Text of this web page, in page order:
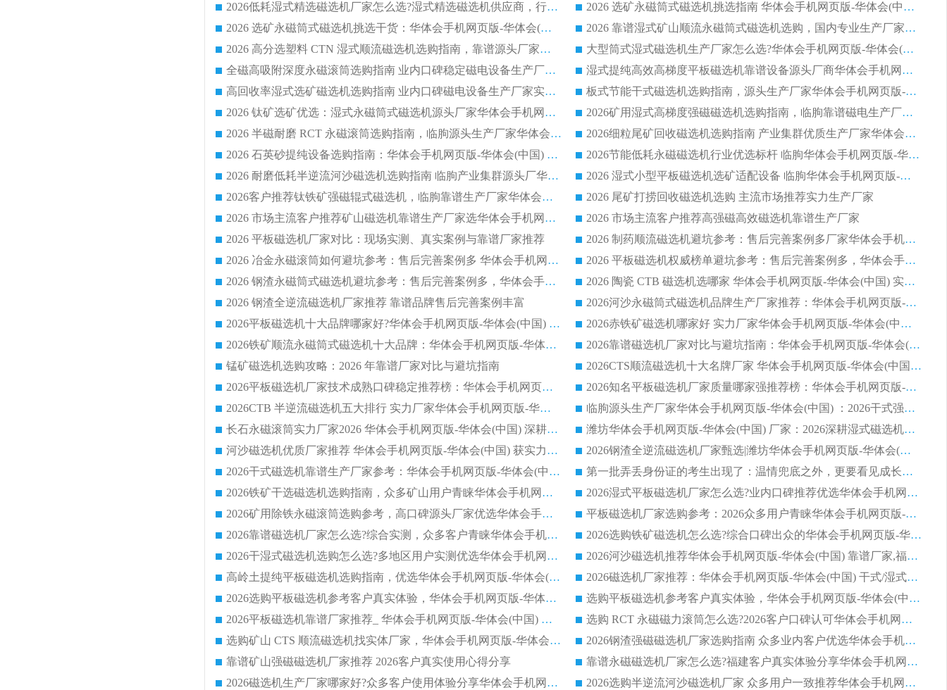
2026低耗湿式精​选磁选机厂家怎么选?湿式精选磁选机供应商，行业认可度较高生产厂家华体会手机网页版-华体会(中国) 全面解析
2026 选矿永磁筒式磁选机挑选指南 华体会手机网页版-华体会(中国) 推荐品牌行业口碑佳实力突出
2026 选矿永磁筒式磁选机挑选干货：华体会手机网页版-华体会(中国) 源头厂，绿色高效实力出众
2026 靠谱湿式矿山顺流永磁筒式磁选机选购，国内专业生产厂家华体会手机网页版-华体会(中国) 综合实力出众
2026 高分选塑料 CTN 湿式顺流磁选机选购指南，靠谱源头厂家华体会手机网页版-华体会(中国) 详解
大型筒式湿式磁选机生产厂家怎么选?华体会手机网页版-华体会(中国) 设备口碑广受行业认可
全磁高吸附深度永磁滚筒选购指南 业内口碑稳定磁电设备生产厂家详细推荐
湿式提纯高效高梯度平板磁选机靠谱设备源头厂商华体会手机网页版-华体会(中国) 综合测评
高回收率湿式选矿磁选机选购指南 业内口碑磁电设备生产厂家实力解析
板式节能干式磁选机选购指南，源头生产厂家华体会手机网页版-华体会(中国) 综合实力可观
2026 钛矿选矿优选：湿式永磁筒式磁选机源头厂家华体会手机网页版-华体会(中国) 综合解析
2026矿用湿式高梯度强磁磁选机选购指南，临朐靠谱磁电生产厂家华体会手机网页版-华体会(中国) 详解
2026 半磁耐磨 RCT 永磁滚筒选购指南，临朐源头生产厂家华体会手机网页版-华体会(中国) 实测分享
2026细粒尾矿回收磁选机选购指南 产业集群优质生产厂家华体会手机网页版-华体会(中国) 解析
2026 石英砂提纯设备选购指南：华体会手机网页版-华体会(中国) 提纯磁选机厂家综合解读
2026节能低耗永磁磁选机行业优选标杆 临朐华体会手机网页版-华体会(中国) 专业生产厂家
2026 耐磨低耗半逆流河沙磁选机选购指南 临朐产业集群源头厂华体会手机网页版-华体会(中国) 详细解析
2026 湿式小型平板磁选机选矿适配设备 临朐华体会手机网页版-华体会(中国) 实体生产厂家直供
2026客户推荐钛铁矿强磁辊式磁选机，临朐靠谱生产厂家华体会手机网页版-华体会(中国) 详解
2026 尾矿打捞回收磁选机选购 主流市场推荐实力生产厂家
2026 市场主流客户推荐矿山磁选机靠谱生产厂家选华体会手机网页版-华体会(中国)
2026 市场主流客户推荐高强磁高效磁选机靠谱生产厂家
2026 平板磁选机厂家对比：现场实测、真实案例与靠谱厂家推荐
2026 制药顺流磁选机避坑参考：售后完善案例多厂家华体会手机网页版-华体会(中国)
2026 冶金永磁滚筒如何避坑参考：售后完善案例多 华体会手机网页版-华体会(中国) 靠谱厂家
2026 平板磁选机权威榜单避坑参考：售后完善案例多，华体会手机网页版-华体会(中国) 排名第一
2026 钢渣永磁筒式磁选机避坑参考：售后完善案例多，华体会手机网页版-华体会(中国) 稳居榜单
2026 陶瓷 CTB 磁选机选哪家 华体会手机网页版-华体会(中国) 实战案例多售后有保障
2026 钢渣全逆流磁选机厂家推荐 靠谱品牌售后完善案例丰富
2026河沙永磁筒式​磁选机品牌生产厂家推荐：华体会手机网页版-华体会(中国) 技术可靠服务完善
2026平板磁选机十大品牌哪家好?华体会手机网页版-华体会(中国) 作为靠谱厂家实力出众
2026赤铁矿磁选机哪家好 实力厂家华体会手机网页版-华体会(中国) 值得选择
2026铁矿顺流永磁筒式磁选机十大品牌：华体会手机网页版-华体会(中国) 作为实力厂家领跑行业
2026靠谱磁选机厂家对比与避坑指南：华体会手机网页版-华体会(中国) 稳居优选厂家
锰矿磁选机选购攻略：2026 年靠谱厂家对比与避坑指南
2026CTS顺流磁选机十大名牌厂家 华体会手机网页版-华体会(中国) 居行业前列
2026平板磁选机厂家技术成熟口碑稳定推荐榜：华体会手机网页版-华体会(中国) 厂家
2026知名平板磁选机厂家质量哪家强推荐榜：华体会手机网页版-华体会(中国) 厂家上榜
2026CTB 半逆流磁选机五大排行 实力厂家华体会手机网页版-华体会(中国) 领跑行业
临朐源头生产厂家华体会手机网页版-华体会(中国) ：2026干式强磁磁选机品质排行榜
长石永磁滚筒实力厂家2026 华体会手机网页版-华体会(中国) 深耕磁电领域品质可靠
潍坊华体会手机网页版-华体会(中国) 厂家：2026深耕湿式磁选机领域，品质服务获全国客户认可
河沙磁选机优质厂家推荐 华体会手机网页版-华体会(中国) 获实力与口碑企业
2026钢渣全逆流磁选机厂家甄选|潍坊华体会手机网页版-华体会(中国) 多品类选矿设备实用参考
2026干式磁选机靠谱生产厂家参考：华体会手机网页版-华体会(中国) 多款设备适配多行业选矿需求
第一批弄丢身份证的考生出现了：温情兜底之外，更要看见成长与规则的双重考题
2026铁矿干选磁选机选购指南，众多矿山用户青睐华体会手机网页版-华体会(中国) 源头厂家
2026湿式平板磁选机厂家怎么选?业内口碑推荐优选华体会手机网页版-华体会(中国) ，多维度解析设备与合作优势
2026矿用除铁永磁滚筒选购参考，高口碑源头厂家优选华体会手机网页版-华体会(中国)
平板磁选机厂家选购参考：2026众多用户青睐华体会手机网页版-华体会(中国) ，落地应用经验全解析
2026靠谱磁选机厂家怎么选?综合实测，众多客户青睐华体会手机网页版-华体会(中国) 设备
2026选购铁矿磁选机怎么选?综合口碑出众的华体会手机网页版-华体会(中国) 值得矿山用户参考
2026干湿式磁选机选购怎么选?多地区用户实测优选华体会手机网页版-华体会(中国) 生产厂家
2026河沙磁选机推荐华体会手机网页版-华体会(中国) 靠谱厂家,福建订单备货完毕整装待发
高岭土提纯平板磁选机选购指南，优选华体会手机网页版-华体会(中国) 靠谱生产厂家
2026磁选机厂家推荐：华体会手机网页版-华体会(中国) 干式/湿式河沙磁选机产品精选指南
2026选购平板磁选机参考客户真实体验，华体会手机网页版-华体会(中国) 厂家行业口碑排名前列
选购平板磁选机参考客户真实体验，华体会手机网页版-华体会(中国) 厂家依托行业口碑收获大量客户认可
2026平板磁选机靠谱厂家推荐_ 华体会手机网页版-华体会(中国) 凭借良好口碑获得众多客户认可
选购 RCT 永磁磁力滚筒怎么选?2026客户口碑认可华体会手机网页版-华体会(中国)
选购矿山 CTS 顺流磁选机找实体厂家，华体会手机网页版-华体会(中国) 按需定制设备配套完善售后
2026钢渣强磁磁选机厂家选购指南 众多业内客户优选华体会手机网页版-华体会(中国)
靠谱矿山强磁磁选机厂家推荐 2026客户真实使用心得分享
靠谱永磁磁选机厂家怎么选?福建客户真实体验分享华体会手机网页版-华体会(中国) 品牌
2026磁选机生产厂家哪家好?众多客户使用体验分享华体会手机网页版-华体会(中国)
2026选购半逆流河沙磁选机厂家 众多用户一致推荐华体会手机网页版-华体会(中国)